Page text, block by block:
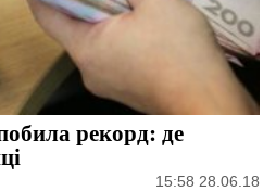
рекорд: де
15:58 28.06.18